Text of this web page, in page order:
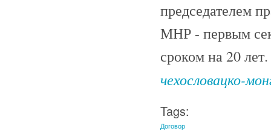
председателем
МНР - первым
сроком на 20
чехословацко-
Tags:
Договор